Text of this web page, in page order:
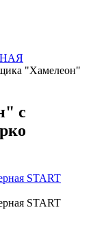
"Хамелеон"
с